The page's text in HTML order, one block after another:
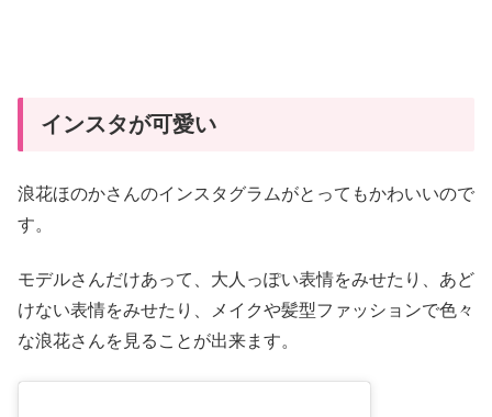
インスタが可愛い
浪花ほのかさんのインスタグラムがとってもかわいいので
す。
モデルさんだけあって、大人っぽい表情をみせたり、あど
けない表情をみせたり、メイクや髪型ファッションで色々
な浪花さんを見ることが出来ます。